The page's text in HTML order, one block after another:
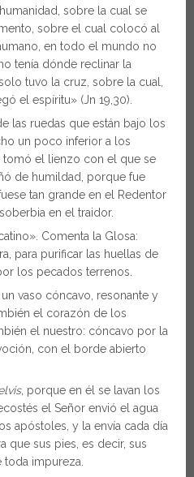
sobre la cual se
sobre el cual colocó al
en todo el mundo no
tenía dónde reclinar la
tuvo la cruz, sobre la cual,
el espíritu» (Jn 19,30).
las ruedas que están bajo los
un poco inferior a los
tomó el lienzo con el que se
de humildad, porque fue
tan grande en el Redentor
en el traidor.
Comenta la Glosa:
para purificar las huellas de
los pecados terrenos.
vaso cóncavo, resonante y
el corazón de los
el nuestro: cóncavo por la
con el borde abierto
, porque en él se lavan los
el Señor envió el agua
apóstoles, y la envía cada día
que sus pies, es decir, sus
impureza.